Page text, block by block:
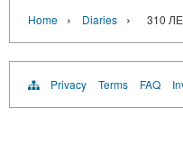
Home › Diaries › 310
Privacy Terms FAQ